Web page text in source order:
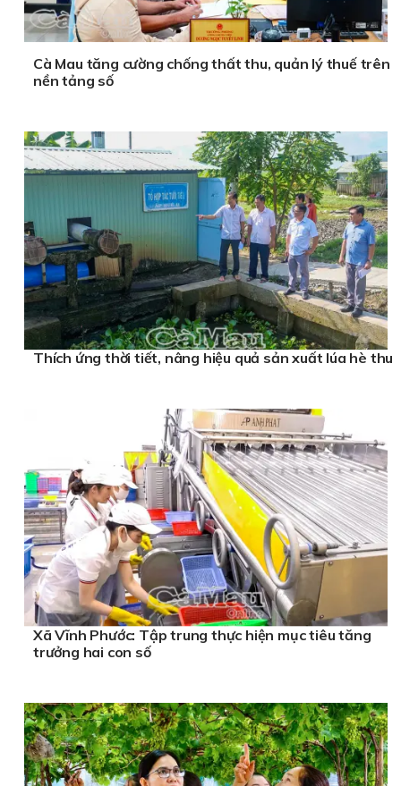
Cà Mau tăng cường chống thất thu, quản lý thuế trên
nền tảng số
Thích ứng thời tiết, nâng hiệu quả sản xuất lúa hè thu
Xã Vĩnh Phước: Tập trung thực hiện mục tiêu tăng
trưởng hai con số